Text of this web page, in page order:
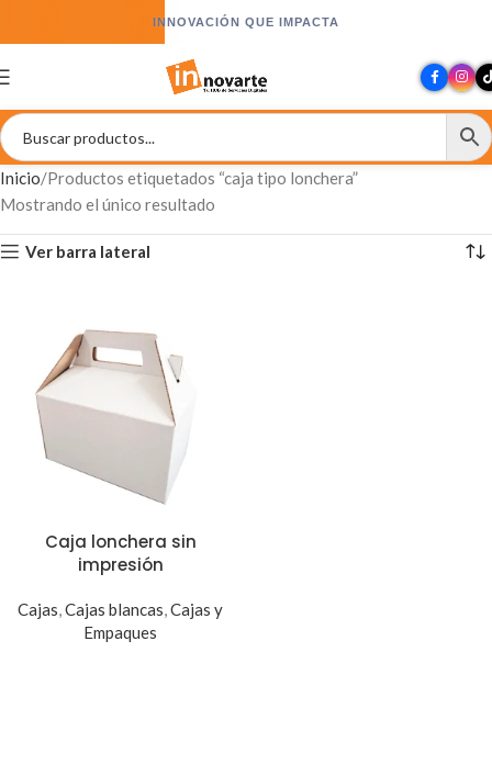
INNOVACIÓN QUE IMPACTA
Inicio Productos etiquetados “caja tipo lonchera”
Mostrando el único resultado
Ver barra lateral
Caja lonchera sin
impresión
Cajas,Cajas blancas,Cajas y
Empaques